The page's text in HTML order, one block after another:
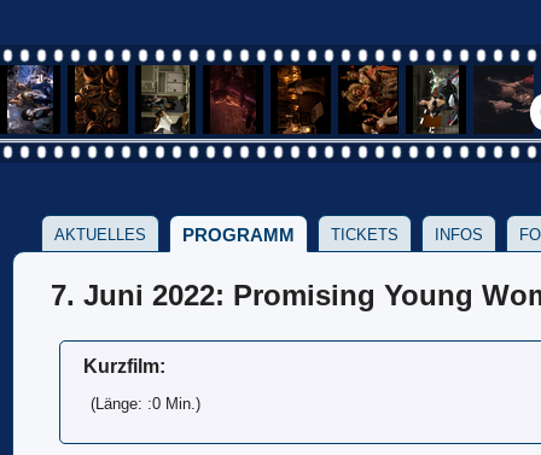
AKTUELLES PROGRAMM TICKETS INFOS
7. Juni 2022: Promising Young
Kurzfilm:
(Länge: :0 Min.)